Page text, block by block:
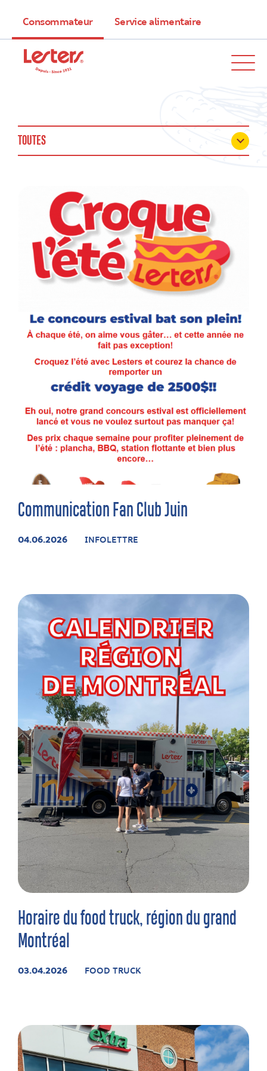
Consommateur Service alimentaire
TOUTES
Communication Fan Club Juin
04.06.2026 INFOLETTRE
Horaire du food truck, région du grand
Montréal
03.04.2026 FOOD TRUCK